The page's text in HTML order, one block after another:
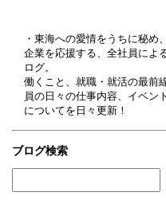
・東海への愛情をうちに秘め
企業を応援する、全社員によ
ログ。
働くこと、就職・就活の最前
員の日々の仕事内容、イベン
についてを日々更新！
ブログ検索